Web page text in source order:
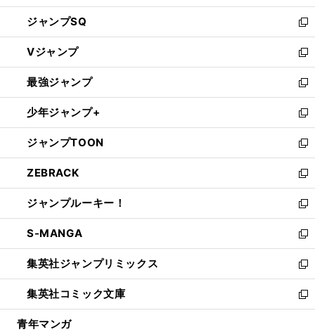
し
い
ウ
ィ
ン
ド
ウ
で
開
く
ジャンプSQ
新
し
い
ウ
ィ
ン
ド
ウ
で
開
く
Vジャンプ
新
し
い
ウ
ィ
ン
ド
ウ
で
開
く
最強ジャンプ
新
し
い
ウ
ィ
ン
ド
ウ
で
開
く
少年ジャンプ+
新
し
い
ウ
ィ
ン
ド
ウ
で
開
く
ジャンプTOON
新
し
い
ウ
ィ
ン
ド
ウ
で
開
く
ZEBRACK
新
し
い
ウ
ィ
ン
ド
ウ
で
開
ジャンプルーキー！
新
し
い
ウ
ィ
ン
ド
ウ
S-MANGA
新
し
い
ウ
ィ
ン
集英社ジャンプリミックス
新
し
い
ウ
集英社コミック文庫
新
し
青年マンガ